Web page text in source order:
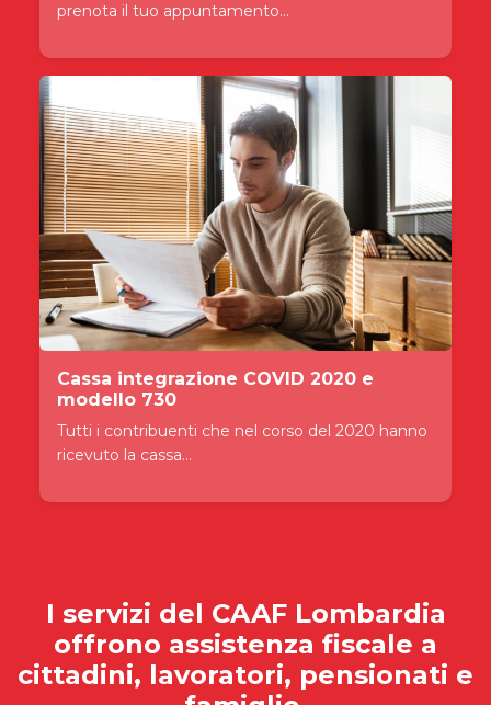
prenota il tuo appuntamento...
Cassa integrazione COVID 2020 e
modello 730
Tutti i contribuenti che nel corso del 2020 hanno
ricevuto la cassa...
I servizi del CAAF Lombardia
offrono assistenza fiscale a
cittadini, lavoratori, pensionati e